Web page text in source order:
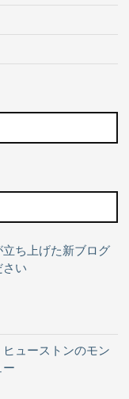
ち上げた新ブログ
い
ヒューストンのモン